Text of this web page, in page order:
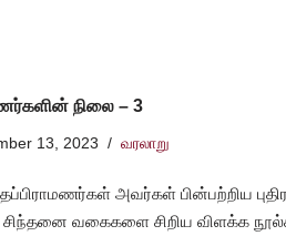
நிலை – 3
13, 2023 வரலாறு
அவர்கள் பின்பற்றிய
சிந்தனை வகைகளை சிறிய விளக்க